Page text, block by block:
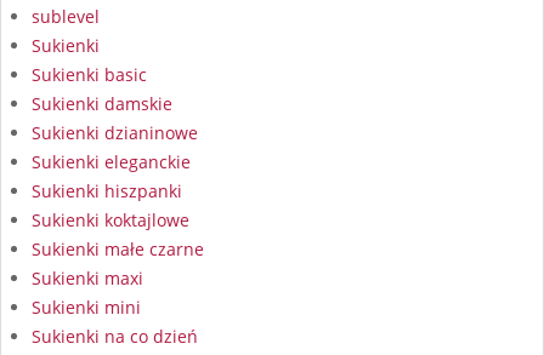
sublevel
Sukienki
Sukienki basic
Sukienki damskie
Sukienki dzianinowe
Sukienki eleganckie
Sukienki hiszpanki
Sukienki koktajlowe
Sukienki małe czarne
Sukienki maxi
Sukienki mini
Sukienki na co dzień